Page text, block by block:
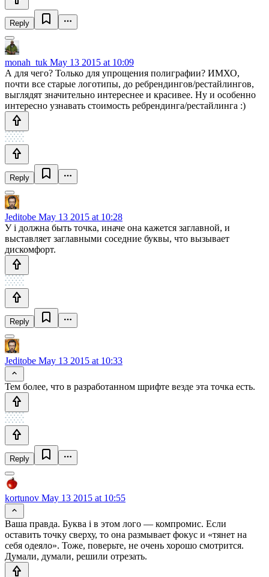
Reply
monah_tuk May 13 2015 at 10:09
А для чего? Только для упрощения полиграфии? ИМХО,
почти все старые логотипы, до ребрендингов/рестайлингов,
выглядят значительно интереснее и красивее. Ну и особенно
интересно узнавать стоимость ребрендинга/рестайлинга :)
Reply
Jeditobe May 13 2015 at 10:28
У i должна быть точка, иначе она кажется заглавной, и
выставляет заглавными соседние буквы, что вызывает
дискомфорт.
Reply
Jeditobe May 13 2015 at 10:33
Тем более, что в разработанном шрифте везде эта точка есть.
Reply
kortunov May 13 2015 at 10:55
Ваша правда. Буква i в этом лого — компромис. Если
оставить точку сверху, то она размывает фокус и «тянет на
себя одеяло». Тоже, поверьте, не очень хорошо смотрится.
Думали, думали, решили отрезать.